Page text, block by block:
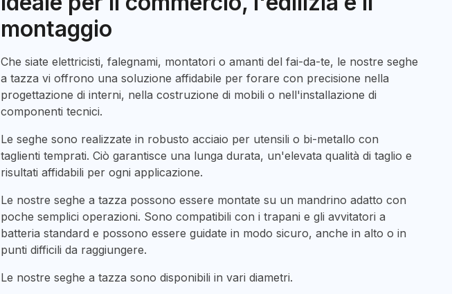
montaggio
Che siate elettricisti, falegnami, montatori o amanti del fai-da-te, le nostre seghe
a tazza vi offrono una soluzione affidabile per forare con precisione nella
progettazione di interni, nella costruzione di mobili o nell'installazione di
componenti tecnici.
Le seghe sono realizzate in robusto acciaio per utensili o bi-metallo con
taglienti temprati. Ciò garantisce una lunga durata, un'elevata qualità di taglio e
risultati affidabili per ogni applicazione.
Le nostre seghe a tazza possono essere montate su un mandrino adatto con
poche semplici operazioni. Sono compatibili con i trapani e gli avvitatori a
batteria standard e possono essere guidate in modo sicuro, anche in alto o in
punti difficili da raggiungere.
Le nostre seghe a tazza sono disponibili in vari diametri.